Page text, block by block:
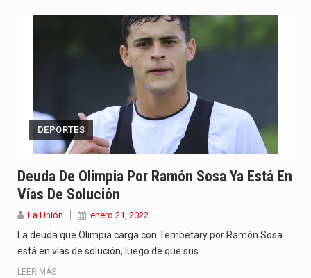
DEPORTES
Deuda De Olimpia Por Ramón Sosa Ya Está En
Vías De Solución
La Unión enero 21, 2022
La deuda que Olimpia carga con Tembetary por Ramón Sosa
está en vías de solución, luego de que sus…
LEER MÁS